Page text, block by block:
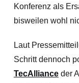
Konferenz als
bisweilen wohl
Laut
Schritt dennoch
TecAllianceder